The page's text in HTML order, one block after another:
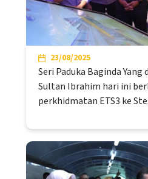
23/08/2025
Seri Paduka Baginda
Sultan Ibrahim hari ini
perkhidmatan ETS3 ke